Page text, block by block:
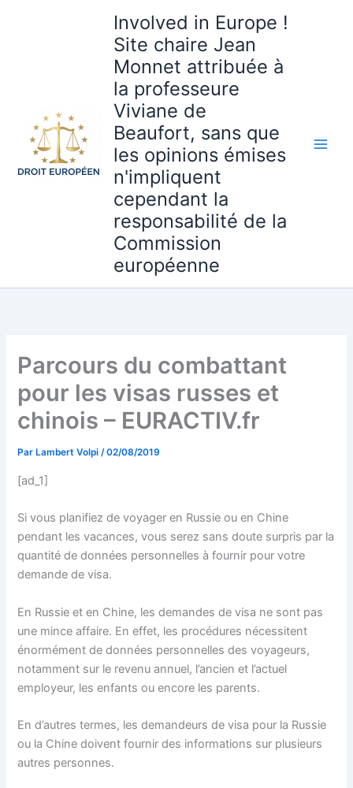
Involved in Europe !
Site chaire Jean
Monnet attribuée à
la professeure
Viviane de
Beaufort, sans que
les opinions émises
n'impliquent
cependant la
responsabilité de la
Commission
européenne
Parcours du combattant
pour les visas russes et
chinois – EURACTIV.fr
Par Lambert Volpi/02/08/2019
[ad_1]
Si vous planifiez de voyager en Russie ou en Chine
pendant les vacances, vous serez sans doute surpris par la
quantité de données personnelles à fournir pour votre
demande de visa.
En Russie et en Chine, les demandes de visa ne sont pas
une mince affaire. En effet, les procédures nécessitent
énormément de données personnelles des voyageurs,
notamment sur le revenu annuel, l’ancien et l’actuel
employeur, les enfants ou encore les parents.
En d’autres termes, les demandeurs de visa pour la Russie
ou la Chine doivent fournir des informations sur plusieurs
autres personnes.